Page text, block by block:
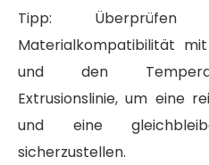
Tipp:
Materialkompatibilität
und den
Extrusionslinie, um eine
und eine
sicherzustellen.